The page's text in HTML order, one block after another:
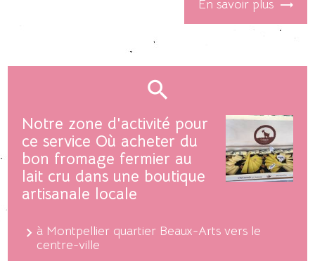
En savoir plus
Notre zone d'activité pour
ce service Où acheter du
bon fromage fermier au
lait cru dans une boutique
artisanale locale
à Montpellier quartier Beaux-Arts vers le
centre-ville